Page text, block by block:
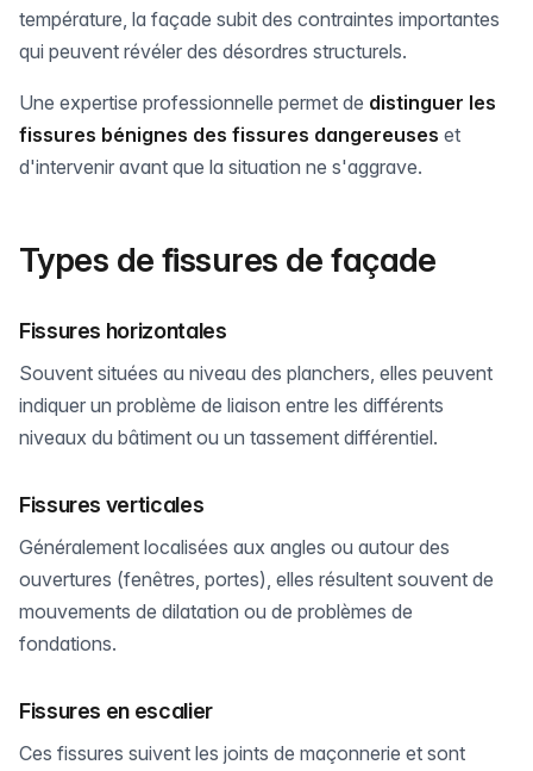
température, la façade subit des contraintes importantes
qui peuvent révéler des désordres structurels.
Une expertise professionnelle permet de distinguer les
fissures bénignes des fissures dangereuses et
d'intervenir avant que la situation ne s'aggrave.
Types de fissures de façade
Fissures horizontales
Souvent situées au niveau des planchers, elles peuvent
indiquer un problème de liaison entre les différents
niveaux du bâtiment ou un tassement différentiel.
Fissures verticales
Généralement localisées aux angles ou autour des
ouvertures (fenêtres, portes), elles résultent souvent de
mouvements de dilatation ou de problèmes de
fondations.
Fissures en escalier
Ces fissures suivent les joints de maçonnerie et sont